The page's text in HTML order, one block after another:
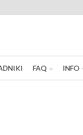
FAQ INFO